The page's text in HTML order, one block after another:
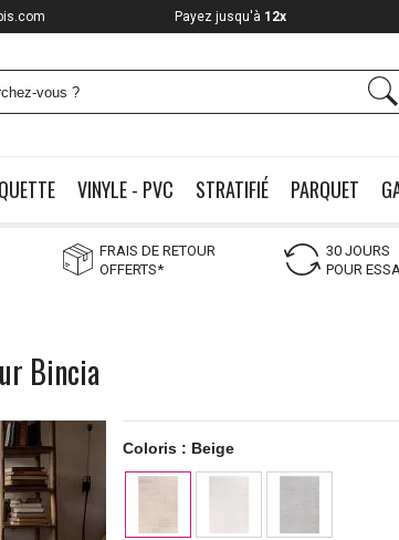
VINYLE - PVC STRATIFIÉ PARQUET
FRAIS DE RETOUR
OFFERTS*
30 JOURS
POUR
Bincia
Coloris : Beige
Payez jusqu'à 12x